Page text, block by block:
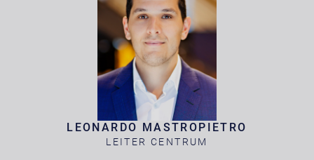
LEONARDO MASTROPIETRO
LEITER CENTRUM